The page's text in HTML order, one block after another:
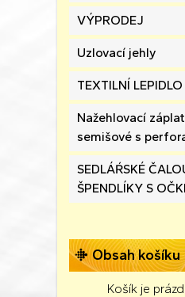
VÝPRODEJ
Uzlovací jehly
TEXTILNÍ LEPIDLO
Nažehlovací
semišové s
SEDLÁŔSKÉ
ŠPENDLÍKY S
Obsah košíku
Košík je